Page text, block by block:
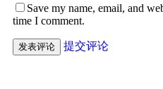
Save my name, email, and
time I comment.
提交评论